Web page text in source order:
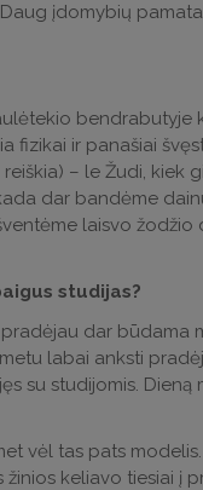
įdomybių
fizikai ir panašiai
– le Žudi, kiek
dar bandėme
laisvo žodžio
studijas?
dar būdama
labai anksti
su studijomis. Dieną
vėl tas pats
keliavo tiesiai į